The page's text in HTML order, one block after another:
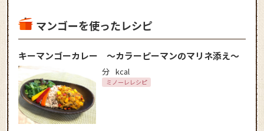
マンゴーを使ったレシピ
キーマンゴーカレー ～カラーピーマンのマリネ添え～
分 kcal
ミノーレレシピ